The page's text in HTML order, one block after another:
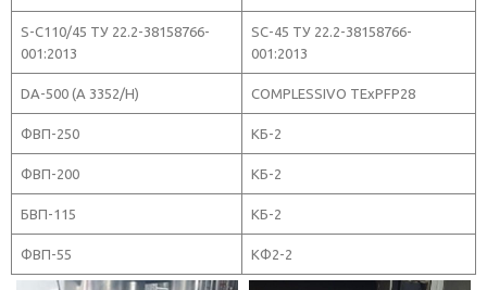
S-C110/45 ТУ 22.2-38158766-
001:2013
SC-45 ТУ 22.2-38158766-
001:2013
DA-500 (А 3352/Н) COMPLESSIVO TExPFP28
ФВП-250 КБ-2
ФВП-200 КБ-2
БВП-115 КБ-2
ФВП-55 КФ2-2